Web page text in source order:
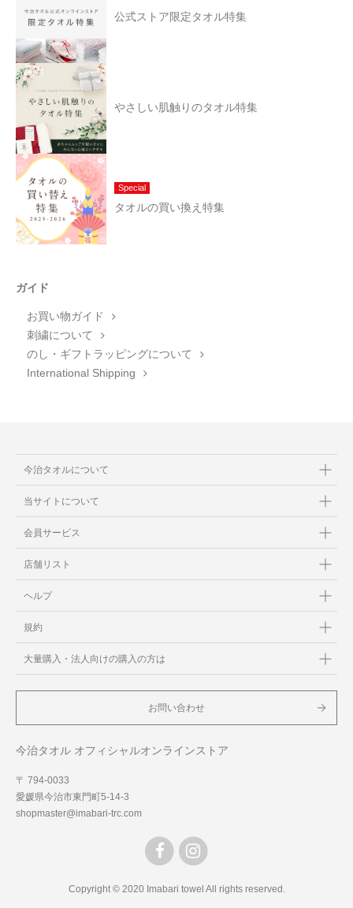
公式ストア限定タオル特集
やさしい肌触りのタオル特集
Special
タオルの買い換え特集
ガイド
お買い物ガイド
刺繍について
のし・ギフトラッピングについて
International Shipping
今治タオルについて
当サイトについて
会員サービス
店舗リスト
ヘルプ
規約
大量購入・法人向けの購入の方は
お問い合わせ
今治タオル オフィシャルオンラインストア
〒 794-0033
愛媛県今治市東門町5-14-3
shopmaster@imabari-trc.com
Copyright © 2020 Imabari towel All rights reserved.